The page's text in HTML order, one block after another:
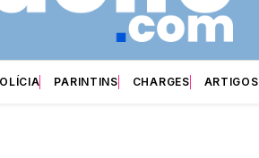
PARINTINS CHARGES ARTIGOS